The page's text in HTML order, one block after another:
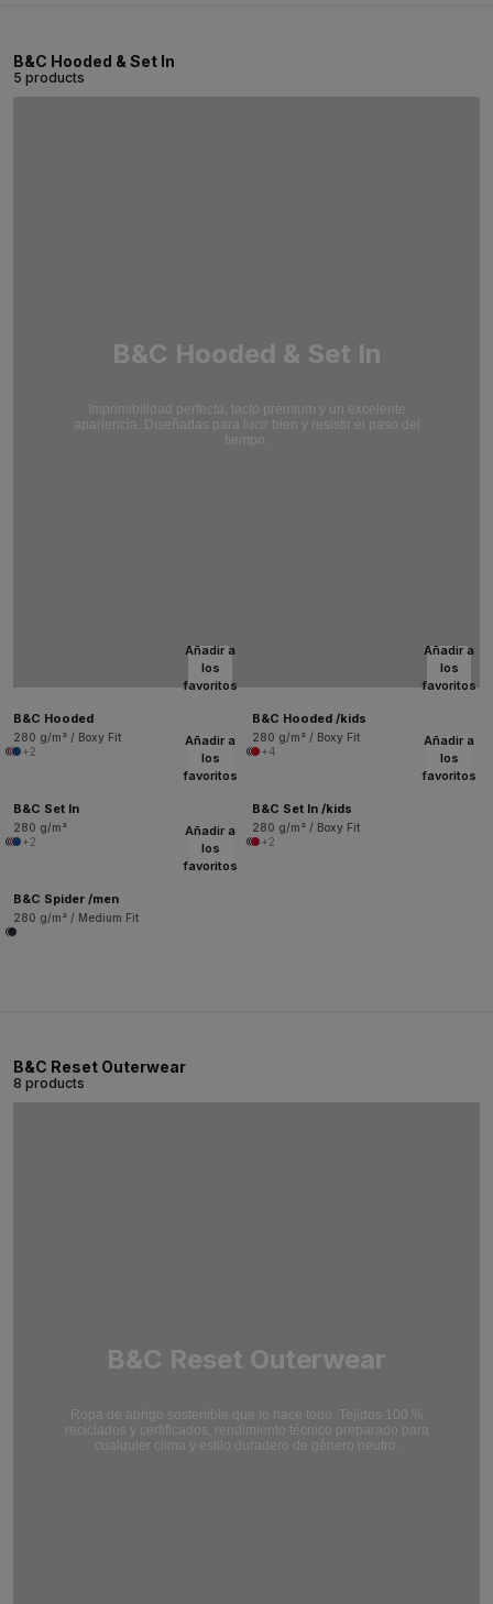
B&C Hooded & Set In
5 products
B&C Hooded & Set In
Imprimibilidad perfecta, tacto prémium y un excelente
apariencia. Diseñadas para lucir bien y resistir el paso del
tiempo.
Añadir a
los
favoritos
B&C Hooded
280 g/m² / Boxy Fit
+2
Añadir a
los
favoritos
B&C Hooded /kids
280 g/m² / Boxy Fit
+4
Añadir a
los
favoritos
B&C Set In
280 g/m²
+2
Añadir a
los
favoritos
B&C Set In /kids
280 g/m² / Boxy Fit
+2
Añadir a
los
favoritos
B&C Spider /men
280 g/m² / Medium Fit
B&C Reset Outerwear
8 products
B&C Reset Outerwear
Ropa de abrigo sostenible que lo hace todo. Tejidos 100 %
reciclados y certificados, rendimiento técnico preparado para
cualquier clima y estilo duradero de género neutro.